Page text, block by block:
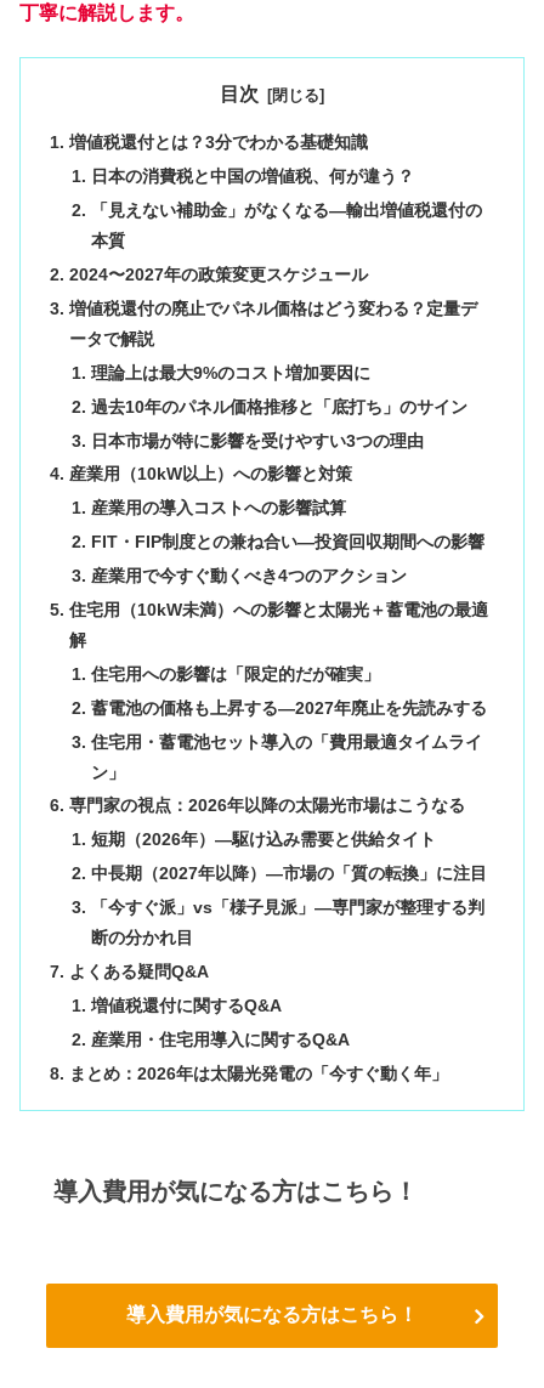
丁寧に解説します。
目次
増値税還付とは？3分でわかる基礎知識
日本の消費税と中国の増値税、何が違う？
「見えない補助金」がなくなる—輸出増値税還付の
本質
2024〜2027年の政策変更スケジュール
増値税還付の廃止でパネル価格はどう変わる？定量デ
ータで解説
理論上は最大9%のコスト増加要因に
過去10年のパネル価格推移と「底打ち」のサイン
日本市場が特に影響を受けやすい3つの理由
産業用（10kW以上）への影響と対策
産業用の導入コストへの影響試算
FIT・FIP制度との兼ね合い—投資回収期間への影響
産業用で今すぐ動くべき4つのアクション
住宅用（10kW未満）への影響と太陽光＋蓄電池の最適
解
住宅用への影響は「限定的だが確実」
蓄電池の価格も上昇する—2027年廃止を先読みする
住宅用・蓄電池セット導入の「費用最適タイムライ
ン」
専門家の視点：2026年以降の太陽光市場はこうなる
短期（2026年）—駆け込み需要と供給タイト
中長期（2027年以降）—市場の「質の転換」に注目
「今すぐ派」vs「様子見派」—専門家が整理する判
断の分かれ目
よくある疑問Q&A
増値税還付に関するQ&A
産業用・住宅用導入に関するQ&A
まとめ：2026年は太陽光発電の「今すぐ動く年」
導入費用が気になる方はこちら！
導入費用が気になる方はこちら！